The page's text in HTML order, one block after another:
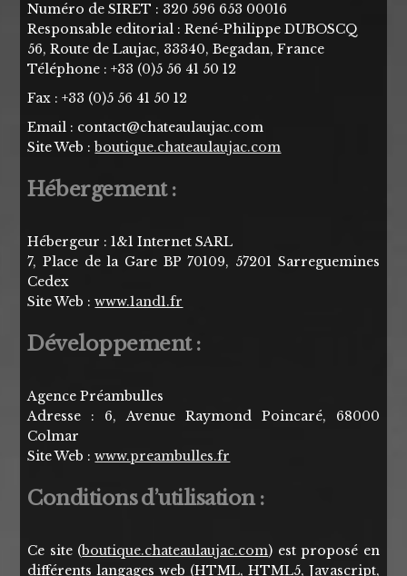
Numéro de SIRET : 320 596 653 00016
Responsable editorial : René-Philippe DUBOSCQ
56, Route de Laujac, 33340, Begadan, France
Téléphone :21 05 14 65 5(0) 33+
Fax :21 05 14 65 5(0) 33+
Email : moc.cajualuaetahc@tcatnoc
Site Web :boutique.chateaulaujac.com
Hébergement :
Hébergeur : 1&1 Internet SARL
7, Place de la Gare BP 70109, 57201 Sarreguemines
Cedex
Site Web :www.1and1.fr
Développement :
Agence Préambulles
Adresse : 6, Avenue Raymond Poincaré, 68000
Colmar
Site Web :www.preambulles.fr
Conditions d’utilisation :
Ce site (boutique.chateaulaujac.com) est proposé en
différents langages web (HTML, HTML5, Javascript,